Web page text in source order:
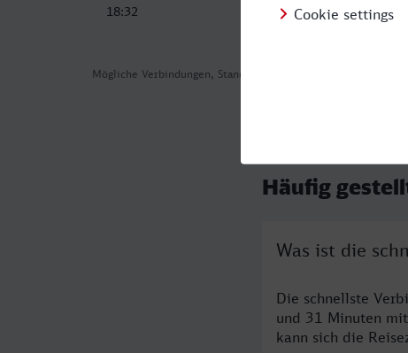
Mögliche Verbindungen, Stand: 2026-08-05 08:34
18:32
00:17
Häufig
Was ist die
Die schnellste
und 31 Minuten
kann sich die